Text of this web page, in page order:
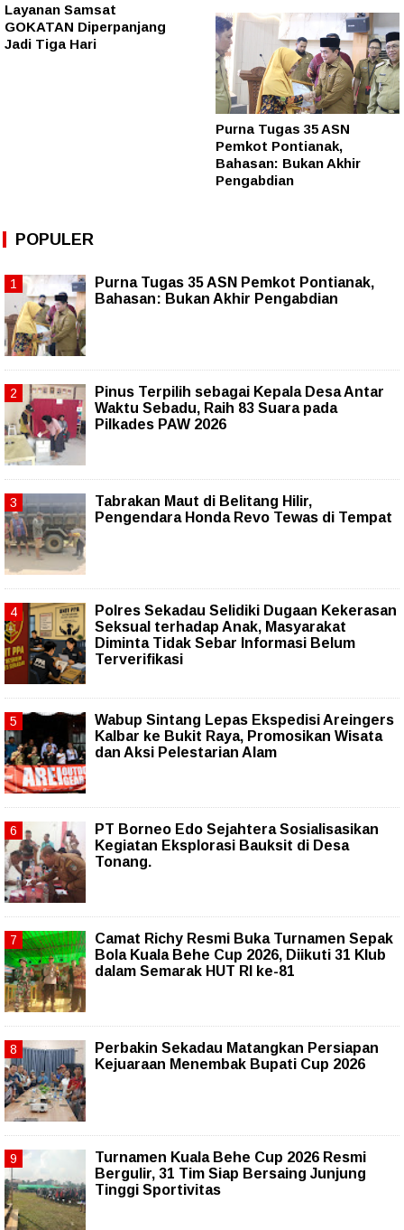
Layanan Samsat
GOKATAN Diperpanjang
Jadi Tiga Hari
Purna Tugas 35 ASN
Pemkot Pontianak,
Bahasan: Bukan Akhir
Pengabdian
POPULER
Purna Tugas 35 ASN Pemkot Pontianak,
Bahasan: Bukan Akhir Pengabdian
Pinus Terpilih sebagai Kepala Desa Antar
Waktu Sebadu, Raih 83 Suara pada
Pilkades PAW 2026
Tabrakan Maut di Belitang Hilir,
Pengendara Honda Revo Tewas di Tempat
Polres Sekadau Selidiki Dugaan Kekerasan
Seksual terhadap Anak, Masyarakat
Diminta Tidak Sebar Informasi Belum
Terverifikasi
Wabup Sintang Lepas Ekspedisi Areingers
Kalbar ke Bukit Raya, Promosikan Wisata
dan Aksi Pelestarian Alam
PT Borneo Edo Sejahtera Sosialisasikan
Kegiatan Eksplorasi Bauksit di Desa
Tonang.
Camat Richy Resmi Buka Turnamen Sepak
Bola Kuala Behe Cup 2026, Diikuti 31 Klub
dalam Semarak HUT RI ke-81
Perbakin Sekadau Matangkan Persiapan
Kejuaraan Menembak Bupati Cup 2026
Turnamen Kuala Behe Cup 2026 Resmi
Bergulir, 31 Tim Siap Bersaing Junjung
Tinggi Sportivitas